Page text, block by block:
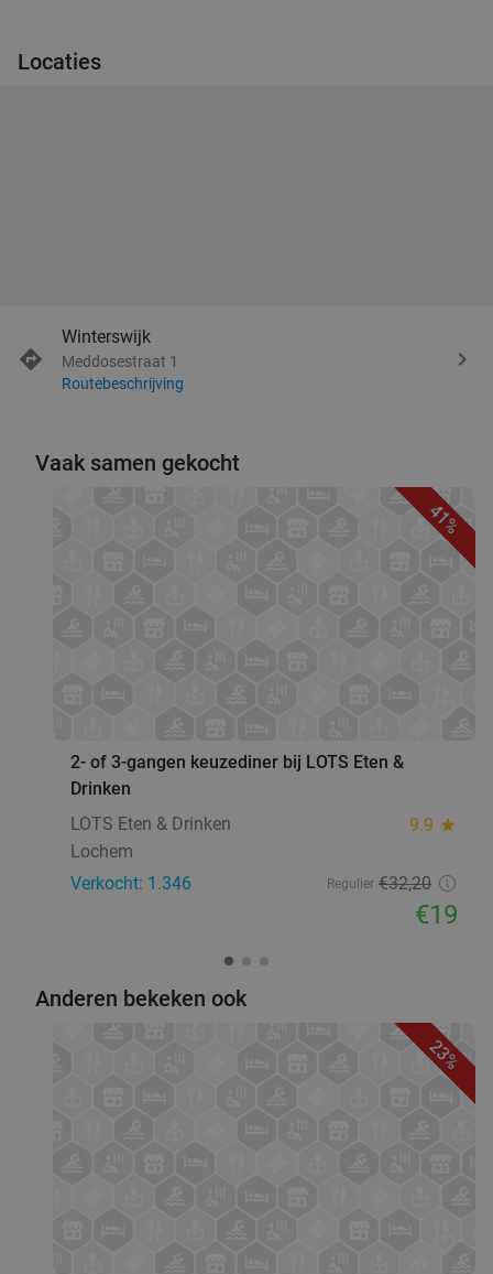
Locaties
Winterswijk
Meddosestraat 1
Routebeschrijving
Vaak samen gekocht
41%
2- of 3-gangen keuzediner bij LOTS Eten &
Drinken
LOTS Eten & Drinken
9.9 star
Lochem
Verkocht: 1.346
Regulier €32,20
€19
Anderen bekeken ook
23%